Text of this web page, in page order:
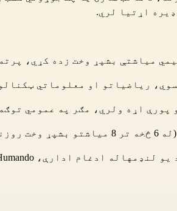
اړتیا لري.
میاشتې بشپړ وخت زده کړي،
پورې اړه ولري، مګر په عمومي
سره)